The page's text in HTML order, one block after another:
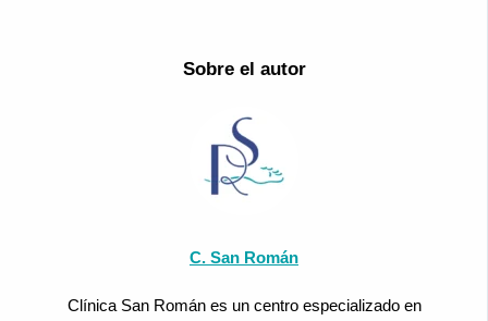
Sobre el autor
C. San Román
Clínica San Román es un centro especializado en